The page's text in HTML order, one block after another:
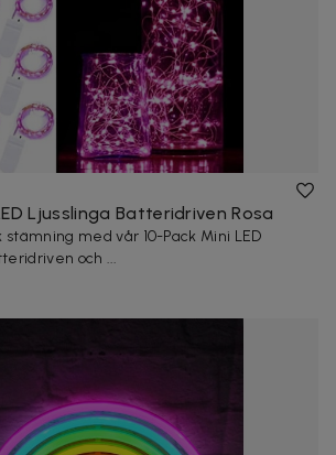
Ljusslinga Batteridriven Rosa
med vår 10-Pack Mini LED
och ...